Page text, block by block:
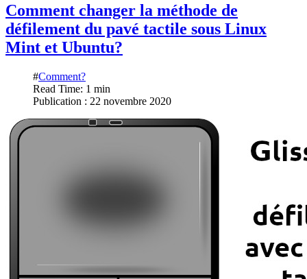
Comment changer la méthode de
défilement du pavé tactile sous Linux
Mint et Ubuntu?
#Comment?
Read Time: 1 min
Publication : 22 novembre 2020